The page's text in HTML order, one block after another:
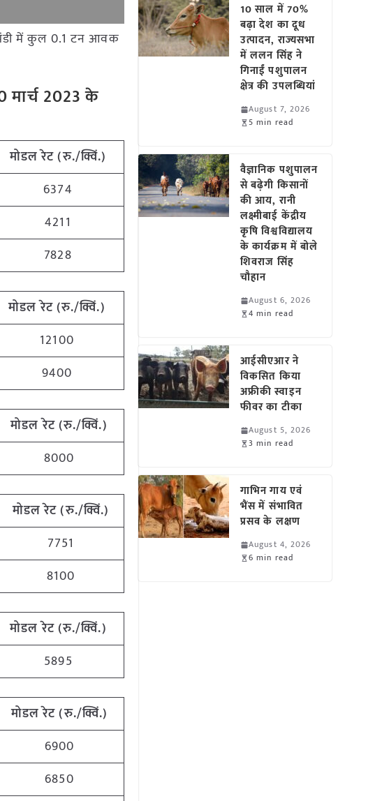
मंडी में कुल 0.1 टन आवक
2023 के
मोडल रेट (रु./क्विं.)
6374
4211
7828
मोडल रेट (रु./क्विं.)
12100
9400
मोडल रेट (रु./क्विं.)
8000
मोडल रेट (रु./क्विं.)
7751
8100
मोडल रेट (रु./क्विं.)
5895
मोडल रेट (रु./क्विं.)
6900
6850
10 साल में 70%
बढ़ा देश का दूध
उत्पादन, राज्यसभा
में ललन सिंह ने
गिनाईं पशुपालन
क्षेत्र की उपलब्धियां
August 7, 2026
5 min read
वैज्ञानिक पशुपालन
से बढ़ेगी किसानों
की आय, रानी
लक्ष्मीबाई केंद्रीय
कृषि विश्वविद्यालय
के कार्यक्रम में बोले
शिवराज सिंह
चौहान
August 6, 2026
4 min read
आईसीएआर ने
विकसित किया
अफ्रीकी स्वाइन
फीवर का टीका
August 5, 2026
3 min read
गाभिन गाय एवं
भैंस में संभावित
प्रसव के लक्षण
August 4, 2026
6 min read